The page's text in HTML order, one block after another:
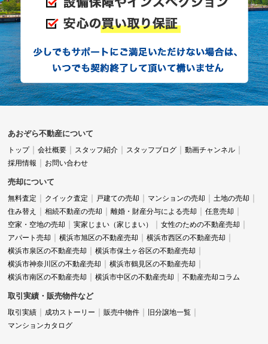
あおぞら不動産について
トップ 会社概要 スタッフ紹介 スタッフブログ
動画チャンネル
採用情報
お問い合わせ
売却について
無料査定 クイック査定 戸建ての売却 マンションの売却
土地の売却
住み替え
相続不動産の売却 離婚・財産分与による売却
任意売却
空家・空地の売却
実家じまい（家じまい）
女性のための不動産売却
アパート売却
横浜市旭区の不動産売却
横浜市西区の不動産売却
横浜市泉区の不動産売却
横浜市保土ヶ谷区の不動産売却
横浜市神奈川区の不動産売却
横浜市鶴見区の不動産売却
横浜市南区の不動産売却
横浜市中区の不動産売却 不動産売却コラム
取引実績・販売物件など
取引実績 成功ストーリー 販売中物件
旧分譲地一覧
マンションカタログ